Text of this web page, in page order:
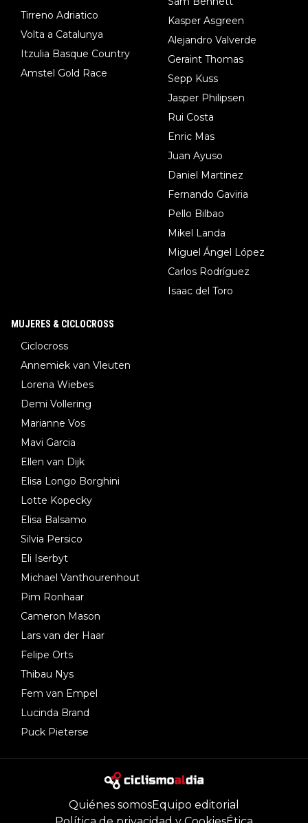
Tirreno Adriatico
Volta a Catalunya
Itzulia Basque Country
Amstel Gold Race
Kasper Asgreen
Alejandro Valverde
Geraint Thomas
Sepp Kuss
Jasper Philipsen
Rui Costa
Enric Mas
Juan Ayuso
Daniel Martinez
Fernando Gaviria
Pello Bilbao
Mikel Landa
Miguel Ángel López
Carlos Rodríguez
Isaac del Toro
MUJERES & CICLOCROSS
Ciclocross
Annemiek van Vleuten
Lorena Wiebes
Demi Vollering
Marianne Vos
Mavi Garcia
Ellen van Dijk
Elisa Longo Borghini
Lotte Kopecky
Elisa Balsamo
Silvia Persico
Eli Iserbyt
Michael Vanthourenhout
Pim Ronhaar
Cameron Mason
Lars van der Haar
Felipe Orts
Thibau Nys
Fem van Empel
Lucinda Brand
Puck Pieterse
Quiénes somosEquipo editorial